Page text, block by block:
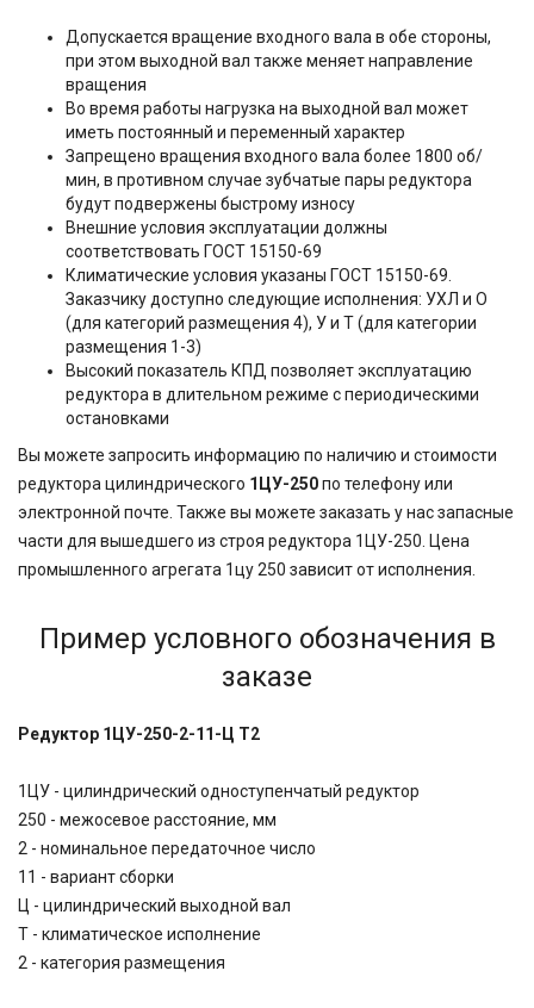
Допускается вращение входного вала в обе стороны,
при этом выходной вал также меняет направление
вращения
Во время работы нагрузка на выходной вал может
иметь постоянный и переменный характер
Запрещено вращения входного вала более 1800 об/
мин, в противном случае зубчатые пары редуктора
будут подвержены быстрому износу
Внешние условия эксплуатации должны
соответствовать ГОСТ 15150-69
Климатические условия указаны ГОСТ 15150-69.
Заказчику доступно следующие исполнения: УХЛ и О
(для категорий размещения 4), У и Т (для категории
размещения 1-3)
Высокий показатель КПД позволяет эксплуатацию
редуктора в длительном режиме с периодическими
остановками
Вы можете запросить информацию по наличию и стоимости
редуктора цилиндрического 1ЦУ-250по телефону или
электронной почте. Также вы можете заказать у нас запасные
части для вышедшего из строя редуктора 1ЦУ-250. Цена
промышленного агрегата 1цу 250 зависит от исполнения.
Пример условного обозначения в
заказе
Редуктор 1ЦУ-250-2-11-Ц Т2
1ЦУ - цилиндрический одноступенчатый редуктор
250 - межосевое расстояние, мм
2 - номинальное передаточное число
11 - вариант сборки
Ц - цилиндрический выходной вал
Т - климатическое исполнение
2 - категория размещения